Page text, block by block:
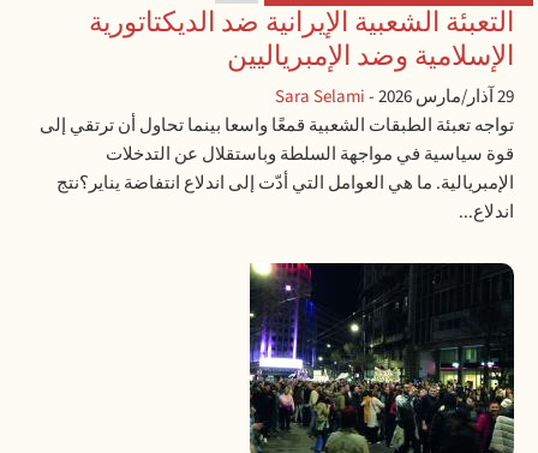
التعبئة الشعبية الإيرانية ضد الديكتاتورية
الإسلامية وضد الإمبرياليين
29 آذار/مارس 2026 -
Sara Selami
تواجه تعبئة الطبقات الشعبية قمعًا واسعا بينما تحاول أن ترتقي إلى
قوة سياسية في مواجهة السلطة وباستقلال عن التدخلات
الإمبريالية. ما هي العوامل التي أدّت إلى اندلاع انتفاضة يناير؟نتج
اندلاع...